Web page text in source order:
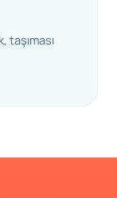
taşıması